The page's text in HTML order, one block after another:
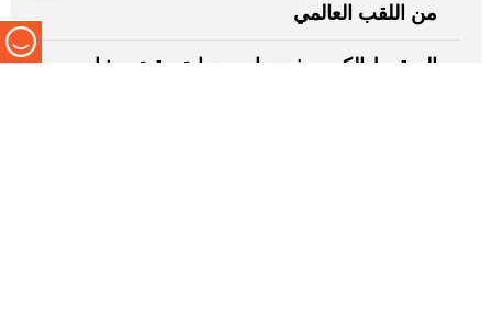
من اللقب العالمي
السقوط الكبير.. فرنسا بين نهاية حقبة ديشامب